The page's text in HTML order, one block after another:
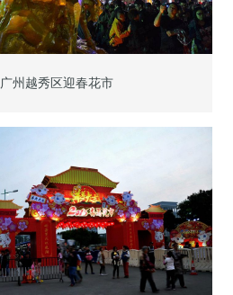
广州越秀区迎春花市